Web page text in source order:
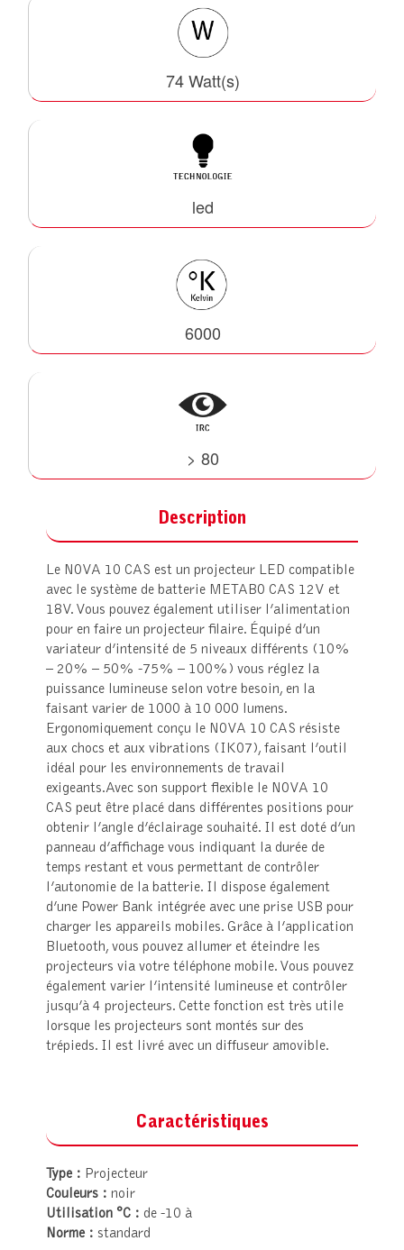
74 Watt(s)
led
6000
> 80
Description
Le NOVA 10 CAS est un projecteur LED compatible
avec le système de batterie METABO CAS 12V et
18V. Vous pouvez également utiliser l’alimentation
pour en faire un projecteur filaire. Équipé d’un
variateur d’intensité de 5 niveaux différents (10%
– 20% – 50% -75% – 100%) vous réglez la
puissance lumineuse selon votre besoin, en la
faisant varier de 1000 à 10 000 lumens.
Ergonomiquement conçu le NOVA 10 CAS résiste
aux chocs et aux vibrations (IK07), faisant l’outil
idéal pour les environnements de travail
exigeants.Avec son support flexible le NOVA 10
CAS peut être placé dans différentes positions pour
obtenir l’angle d’éclairage souhaité. Il est doté d’un
panneau d’affichage vous indiquant la durée de
temps restant et vous permettant de contrôler
l’autonomie de la batterie. Il dispose également
d’une Power Bank intégrée avec une prise USB pour
charger les appareils mobiles. Grâce à l’application
Bluetooth, vous pouvez allumer et éteindre les
projecteurs via votre téléphone mobile. Vous pouvez
également varier l’intensité lumineuse et contrôler
jusqu’à 4 projecteurs. Cette fonction est très utile
lorsque les projecteurs sont montés sur des
trépieds. Il est livré avec un diffuseur amovible.
Caractéristiques
Type : Projecteur
Couleurs : noir
Utilisation °C : de -10 à
Norme : standard